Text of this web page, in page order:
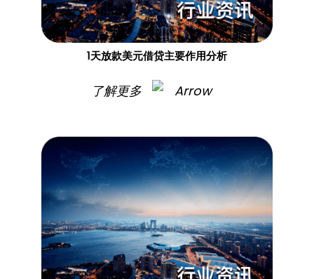
1天放款美元借贷主要作用分析
了解更多